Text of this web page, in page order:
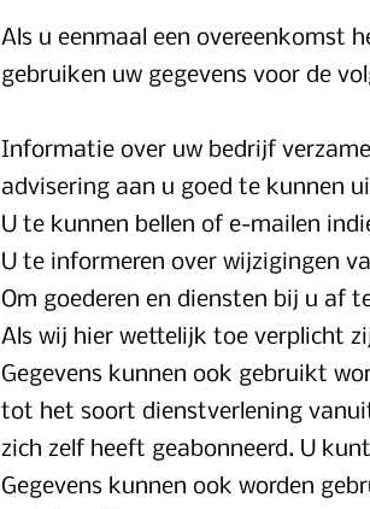
Als u eenmaal een overeenkomst
gebruiken uw gegevens voor de
Informatie over uw bedrijf
advisering aan u goed te kunnen
U te kunnen bellen of e-mailen
U te informeren over wijzigingen
Om goederen en diensten bij u af
Als wij hier wettelijk toe verplicht
Gegevens kunnen ook gebruikt
tot het soort dienstverlening
zich zelf heeft geabonneerd. U
Gegevens kunnen ook worden